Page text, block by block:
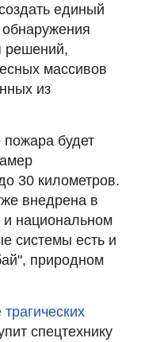
единый
решений,
массивов
из
пожара будет
30 километров.
внедрена в
национальном
системы есть и
природном
трагических
спецтехнику